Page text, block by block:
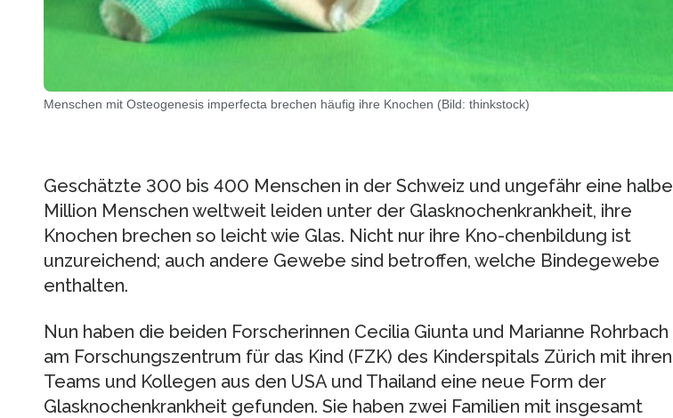
Menschen mit Osteogenesis imperfecta brechen häufig ihre Knochen (Bild: thinkstock)
Geschätzte 300 bis 400 Menschen in der Schweiz und ungefähr eine halbe
Million Menschen weltweit leiden unter der Glasknochenkrankheit, ihre
Knochen brechen so leicht wie Glas. Nicht nur ihre Kno-chenbildung ist
unzureichend; auch andere Gewebe sind betroffen, welche Bindegewebe
enthalten.
Nun haben die beiden Forscherinnen Cecilia Giunta und Marianne Rohrbach
am Forschungszentrum für das Kind (FZK) des Kinderspitals Zürich mit ihren
Teams und Kollegen aus den USA und Thailand eine neue Form der
Glasknochenkrankheit gefunden. Sie haben zwei Familien mit insgesamt